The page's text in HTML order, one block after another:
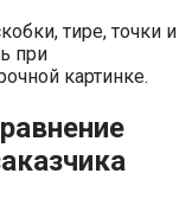
тире, точки и
при
картинке.